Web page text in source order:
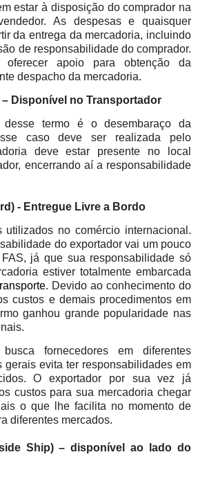
estar à disposição do comprador na
As despesas e quaisquer
da entrega da mercadoria, incluindo
de responsabilidade do comprador.
oferecer apoio para obtenção da
despacho da mercadoria.
– Disponível no Transportador
termo é o desembaraço da
caso deve ser realizada pelo
deve estar presente no local
encerrando aí a responsabilidade
- Entregue Livre a Bordo
utilizados no comércio internacional.
do exportador vai um pouco
já que sua responsabilidade só
estiver totalmente embarcada
. Devido ao conhecimento do
custos e demais procedimentos em
ganhou grande popularidade nas
fornecedores em diferentes
gerais evita ter responsabilidades em
O exportador por sua vez já
custos para sua mercadoria chegar
o que lhe facilita no momento de
diferentes mercados.
Ship) – disponível ao lado do